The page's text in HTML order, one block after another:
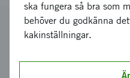
Diarienummer
2023-03361
Koordinator
ska fungera så bra som
behöver du godkänna
kakinställningar.